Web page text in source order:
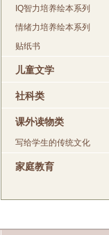
IQ智力培养绘本系列
情绪力培养绘本系列
贴纸书
儿童文学
社科类
课外读物类
写给学生的传统文化
家庭教育